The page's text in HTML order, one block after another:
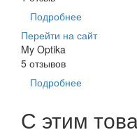
Подробнее
Перейти на сайт
My Optika
5 отзывов
Подробнее
С этим